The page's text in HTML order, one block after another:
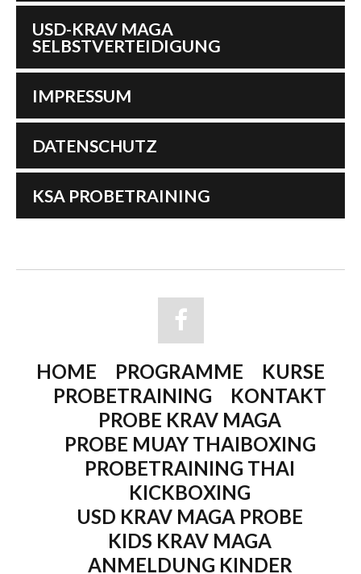
USD-KRAV MAGA
SELBSTVERTEIDIGUNG
IMPRESSUM
DATENSCHUTZ
KSA PROBETRAINING
HOME PROGRAMME
KURSE
PROBETRAINING
KONTAKT
PROBE KRAV MAGA
PROBE MUAY THAIBOXING
PROBETRAINING THAI
KICKBOXING
USD KRAV MAGA PROBE
KIDS KRAV MAGA
ANMELDUNG KINDER